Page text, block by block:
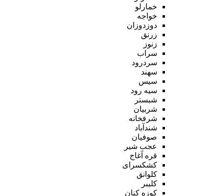
خمارلو
خواجه
دوزدوزان
زرنق
زنوز
سراب
سردرود
سهند
سیس
سیه رود
شبستر
شربیان
شرفخانه
شندآباد
صوفیان
عجب شیر
قره آغاج
کشکسرای
کلوانق
کلیبر
کوزه کنان